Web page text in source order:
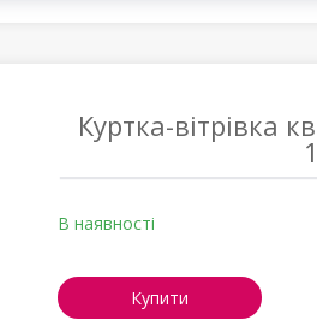
Куртка-вітрівка
В наявності
Купити